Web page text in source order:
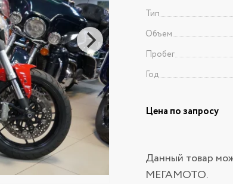
Тип
Объем
Пробег
Год
Цена по запросу
Данный товар
МЕГАМОТО.